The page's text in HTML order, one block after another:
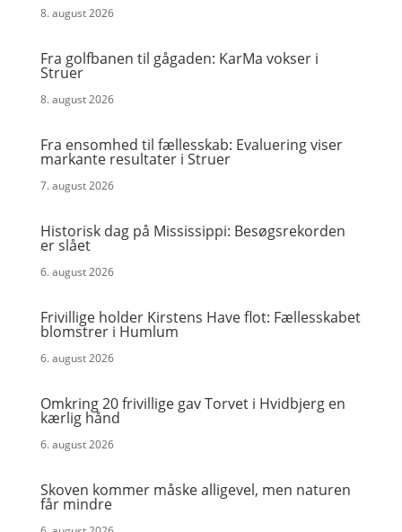
8. august 2026
Fra golfbanen til gågaden: KarMa vokser i
Struer
8. august 2026
Fra ensomhed til fællesskab: Evaluering viser
markante resultater i Struer
7. august 2026
Historisk dag på Mississippi: Besøgsrekorden
er slået
6. august 2026
Frivillige holder Kirstens Have flot: Fællesskabet
blomstrer i Humlum
6. august 2026
Omkring 20 frivillige gav Torvet i Hvidbjerg en
kærlig hånd
6. august 2026
Skoven kommer måske alligevel, men naturen
får mindre